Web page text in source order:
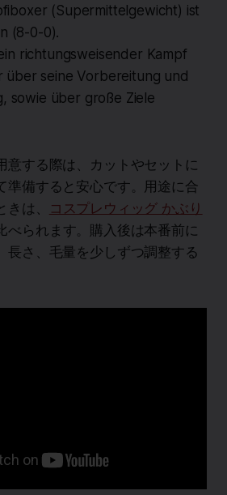
(Supermittelgewicht) ist
(8-0-0).
richtungsweisender Kampf
über seine Vorbereitung und
sowie über große Ziele
意する際は、カットやセットに
準備すると安心です。用途に合
は、
コスプレウィッグ かぶり
べられます。購入後は本番前に
長さ、毛量を少しずつ調整する